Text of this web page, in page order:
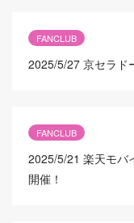
FANCLUB
2025/5/27 京セラド
FANCLUB
2025/5/21 楽天モバ
開催！